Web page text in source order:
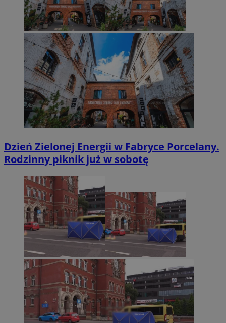
Dzień Zielonej Energii w Fabryce Porcelany.
Rodzinny piknik już w sobotę